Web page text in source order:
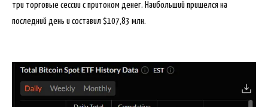
три торговые сессии с притоком денег. Наибольший пришелся на
последний день и составил $107,83 млн.